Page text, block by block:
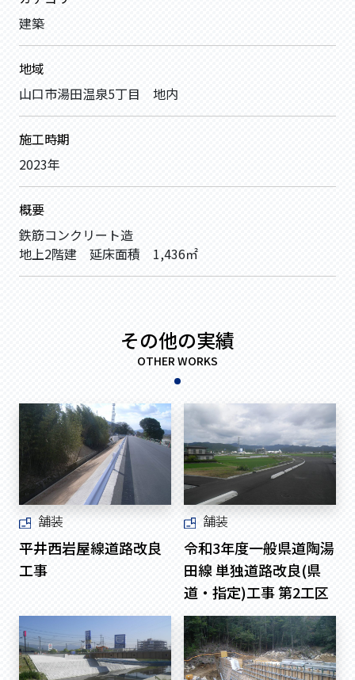
建築
地域
山口市湯田温泉5丁目 地内
施工時期
2023年
概要
鉄筋コンクリート造
地上2階建 延床面積 1,436㎡
その他の実績
OTHER WORKS
舗装
平井西岩屋線道路改良
工事
舗装
令和3年度一般県道陶湯
田線 単独道路改良(県
道・指定)工事 第2工区